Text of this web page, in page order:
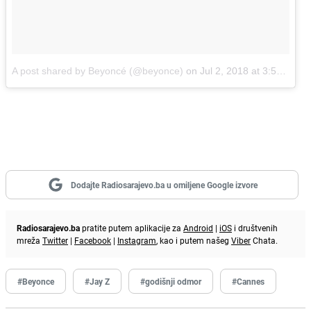
A post shared by Beyoncé (@beyonce) on Jul 2, 2018 at 3:57pm PDT
Dodajte Radiosarajevo.ba u omiljene Google izvore
Radiosarajevo.bapratite putem aplikacije za Android | iOS i društvenih
mreža Twitter | Facebook | Instagram, kao i putem našeg ViberChata.
#Beyonce #Jay Z #godišnji odmor #Cannes